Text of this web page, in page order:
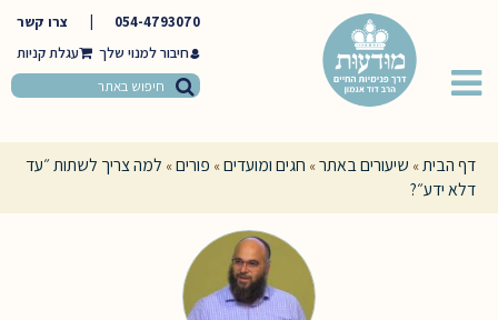
054-4793070
צרו קשר
חיבור למנוי שלך
דף הבית» שיעורים באתר» חגים ומועדים» פורים» למה צריך לשתות ״עד
דלא ידע״?